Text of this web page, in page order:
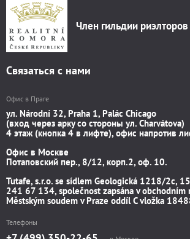
Член гильдии
Связаться с нами
Офис в Праге
ул. Národní 32, Praha 1, Palác Chicago
(вход через арку со стороны ул. Charvátova)
4 этаж (кнопка 4 в лифте), офис напротив
Офис в Москве
Потаповский пер., 8/12, корп.2, оф. 10.
Tutafe, s.r.o. se sídlem Geologická 1218/2c,
241 67 134, společnost zapsána v obchodním
Městským soudem v Praze oddíl C vložka
Телефоны